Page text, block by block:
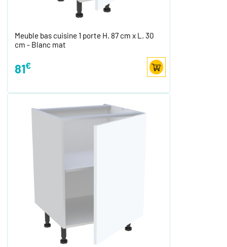
Meuble bas cuisine 1 porte H. 87 cm x L. 30
cm - Blanc mat
81€